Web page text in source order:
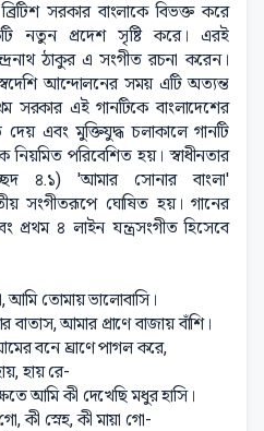
সরকার বাংলাকে বিভক্ত করে
নতুন প্রদেশ সৃষ্টি করে। এরই
ঠাকুর এ সংগীত রচনা করেন।
আন্দোলনের সময় এটি অত্যন্ত
সরকার এই গানটিকে বাংলাদেশের
এবং মুক্তিযুদ্ধ চলাকালে গানটি
নিয়মিত পরিবেশিত হয়। স্বাধীনতার
৪.১) 'আমার সোনার বাংলা'
সংগীতরূপে ঘোষিত হয়। গানের
প্রথম ৪ লাইন যন্ত্রসংগীত হিসেবে
আমি তোমায় ভালোবাসি।
আমার প্রাণে বাজায় বাঁশি।
বনে ঘ্রাণে পাগল করে,
হায় রে-
আমি কী দেখেছি মধুর হাসি।
কী স্নেহ, কী মায়া গো-